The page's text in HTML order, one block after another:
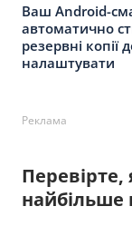
Ваш Android-
автоматично
резервні копії
налаштувати
Реклама
Перевірте,
найбільше